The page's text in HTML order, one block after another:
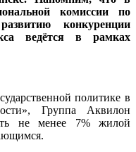
комиссии по
конкуренции
ведётся в рамках
политике в
Группа Аквилон
не менее 7% жилой